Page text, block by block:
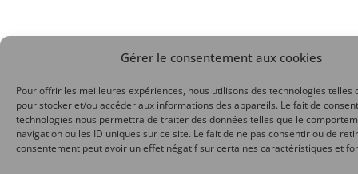
Gérer le consentement aux cookies
Pour offrir les meilleures expériences, nous utilisons des technologies telles
pour stocker et/ou accéder aux informations des appareils. Le fait de
technologies nous permettra de traiter des données telles que le
navigation ou les ID uniques sur ce site. Le fait de ne pas consentir ou de
consentement peut avoir un effet négatif sur certaines caractéristiques et